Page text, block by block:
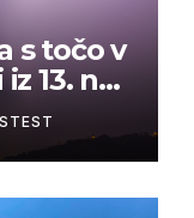
s točo v
13. na